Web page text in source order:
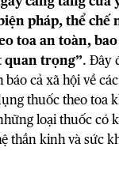
pháp, thể chế
toa an toàn,
quan trọng”. Đây
cả xã hội về
thuốc theo toa
loại thuốc có
thần kinh và sức